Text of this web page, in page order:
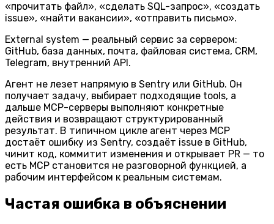
«прочитать файл», «сделать SQL-запрос», «создать
issue», «найти вакансии», «отправить письмо».
External system — реальный сервис за сервером:
GitHub, база данных, почта, файловая система, CRM,
Telegram, внутренний API.
Агент не лезет напрямую в Sentry или GitHub. Он
получает задачу, выбирает подходящие tools, а
дальше MCP-серверы выполняют конкретные
действия и возвращают структурированный
результат. В типичном цикле агент через MCP
достаёт ошибку из Sentry, создаёт issue в GitHub,
чинит код, коммитит изменения и открывает PR — то
есть MCP становится не разговорной функцией, а
рабочим интерфейсом к реальным системам.
Частая ошибка в объяснении